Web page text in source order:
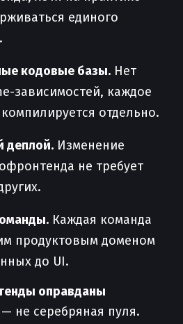
единого
кодовые базы. Нет
зависимостей, каждое
отдельно.
деплой. Изменение
не требует
Каждая команда
продуктовым доменом
до UI.
оправданы
не серебряная пуля.